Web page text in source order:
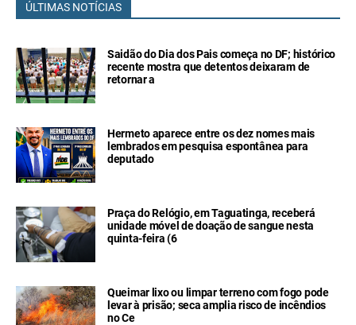
ÚLTIMAS NOTÍCIAS
Saidão do Dia dos Pais começa no DF; histórico
recente mostra que detentos deixaram de
retornar a
Hermeto aparece entre os dez nomes mais
lembrados em pesquisa espontânea para
deputado
Praça do Relógio, em Taguatinga, receberá
unidade móvel de doação de sangue nesta
quinta-feira (6
Queimar lixo ou limpar terreno com fogo pode
levar à prisão; seca amplia risco de incêndios
no Ce